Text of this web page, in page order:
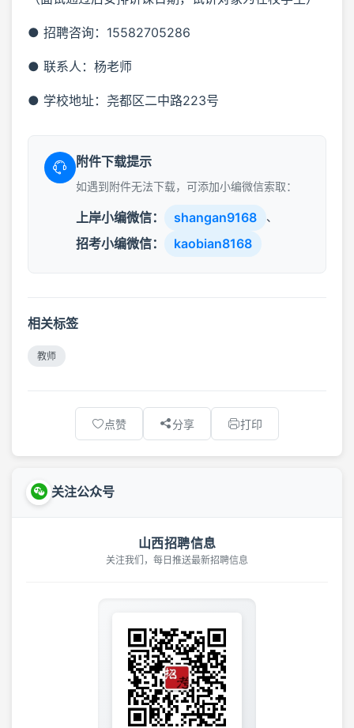
● 招聘咨询：15582705286
● 联系人：杨老师
● 学校地址：尧都区二中路223号
附件下载提示
如遇到附件无法下载，可添加小编微信索取：
上岸小编微信： shangan9168 、
招考小编微信： kaobian8168
相关标签
教师
点赞 分享 打印
关注公众号
山西招聘信息
关注我们，每日推送最新招聘信息